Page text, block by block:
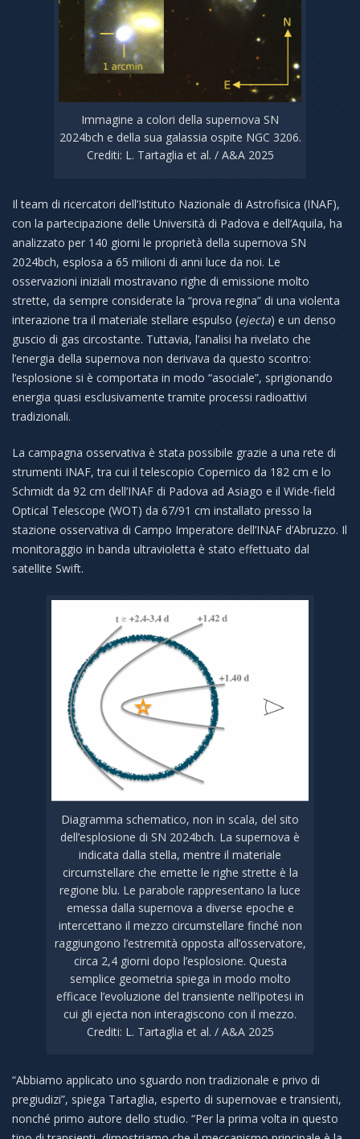
Immagine a colori della supernova SN
2024bch e della sua galassia ospite NGC 3206.
Crediti: L. Tartaglia et al. / A&A 2025
Il team di ricercatori dell’Istituto Nazionale di Astrofisica (INAF),
con la partecipazione delle Università di Padova e dell’Aquila, ha
analizzato per 140 giorni le proprietà della supernova SN
2024bch, esplosa a 65 milioni di anni luce da noi. Le
osservazioni iniziali mostravano righe di emissione molto
strette, da sempre considerate la “prova regina” di una violenta
interazione tra il materiale stellare espulso (ejecta) e un denso
guscio di gas circostante. Tuttavia, l’analisi ha rivelato che
l’energia della supernova non derivava da questo scontro:
l’esplosione si è comportata in modo “asociale”, sprigionando
energia quasi esclusivamente tramite processi radioattivi
tradizionali.
La campagna osservativa è stata possibile grazie a una rete di
strumenti INAF, tra cui il telescopio Copernico da 182 cm e lo
Schmidt da 92 cm dell’INAF di Padova ad Asiago e il Wide-field
Optical Telescope (WOT) da 67/91 cm installato presso la
stazione osservativa di Campo Imperatore dell’INAF d’Abruzzo. Il
monitoraggio in banda ultravioletta è stato effettuato dal
satellite Swift.
Diagramma schematico, non in scala, del sito
dell’esplosione di SN 2024bch. La supernova è
indicata dalla stella, mentre il materiale
circumstellare che emette le righe strette è la
regione blu. Le parabole rappresentano la luce
emessa dalla supernova a diverse epoche e
intercettano il mezzo circumstellare finché non
raggiungono l’estremità opposta all’osservatore,
circa 2,4 giorni dopo l’esplosione. Questa
semplice geometria spiega in modo molto
efficace l’evoluzione del transiente nell’ipotesi in
cui gli ejecta non interagiscono con il mezzo.
Crediti: L. Tartaglia et al. / A&A 2025
“Abbiamo applicato uno sguardo non tradizionale e privo di
pregiudizi”, spiega Tartaglia, esperto di supernovae e transienti,
nonché primo autore dello studio. “Per la prima volta in questo